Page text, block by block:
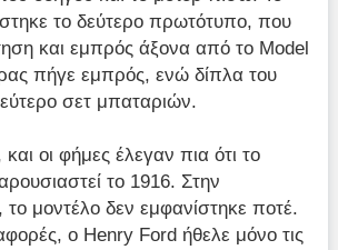
το δεύτερο πρωτότυπο, που
και εμπρός άξονα από το Model
πήγε εμπρός, ενώ δίπλα του
σετ μπαταριών.
οι φήμες έλεγαν πια ότι το
το 1916. Στην
το μοντέλο δεν εμφανίστηκε ποτέ.
ο Henry Ford ήθελε μόνο τις